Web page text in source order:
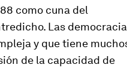
como cuna del
Las
y que tiene
de la capacidad de